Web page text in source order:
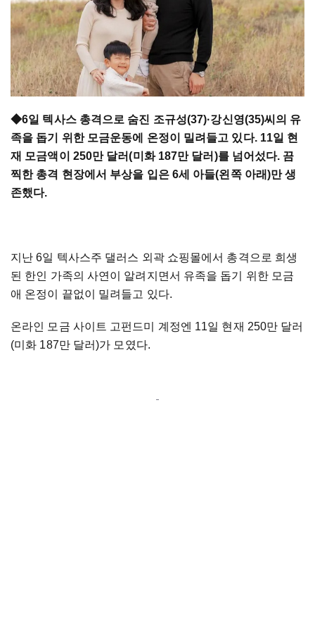
◆6일 텍사스 총격으로 숨진 조규성(37)·강신영(35)씨의 유
족을 돕기 위한 모금운동에 온정이 밀려들고 있다. 11일 현
재 모금액이 250만 달러(미화 187만 달러)를 넘어섰다. 끔
찍한 총격 현장에서 부상을 입은 6세 아들(왼쪽 아래)만 생
존했다.
지난 6일 텍사스주 댈러스 외곽 쇼핑몰에서 총격으로 희생
된 한인 가족의 사연이 알려지면서 유족을 돕기 위한 모금
애 온정이 끝없이 밀려들고 있다.
온라인 모금 사이트 고펀드미 계정엔 11일 현재 250만 달러
(미화 187만 달러)가 모였다.